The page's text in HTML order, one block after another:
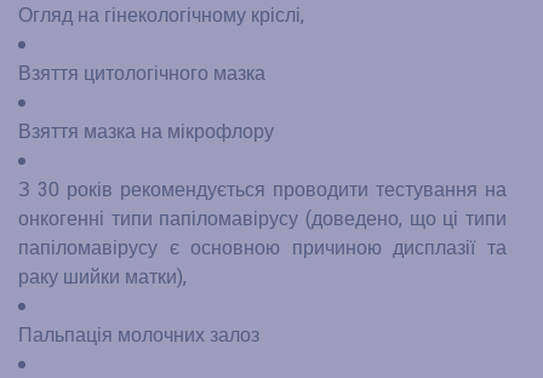
Огляд на гінекологічному кріслі,
Взяття цитологічного мазка
Взяття мазка на мікрофлору
З 30 років рекомендується проводити тестування на
онкогенні типи папіломавірусу (доведено, що ці типи
папіломавірусу є основною причиною дисплазії та
раку шийки матки),
Пальпація молочних залоз